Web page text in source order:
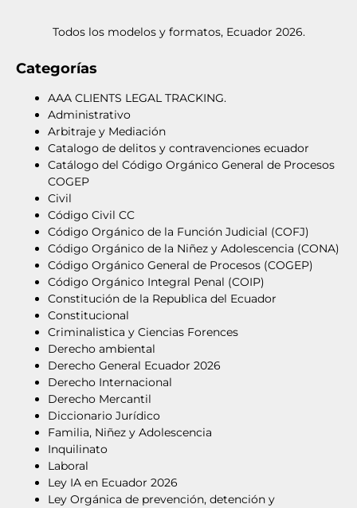
Todos los modelos y formatos, Ecuador 2026.
Categorías
AAA CLIENTS LEGAL TRACKING.
Administrativo
Arbitraje y Mediación
Catalogo de delitos y contravenciones ecuador
Catálogo del Código Orgánico General de Procesos
COGEP
Civil
Código Civil CC
Código Orgánico de la Función Judicial (COFJ)
Código Orgánico de la Niñez y Adolescencia (CONA)
Código Orgánico General de Procesos (COGEP)
Código Orgánico Integral Penal (COIP)
Constitución de la Republica del Ecuador
Constitucional
Criminalistica y Ciencias Forences
Derecho ambiental
Derecho General Ecuador 2026
Derecho Internacional
Derecho Mercantil
Diccionario Jurídico
Familia, Niñez y Adolescencia
Inquilinato
Laboral
Ley IA en Ecuador 2026
Ley Orgánica de prevención, detención y